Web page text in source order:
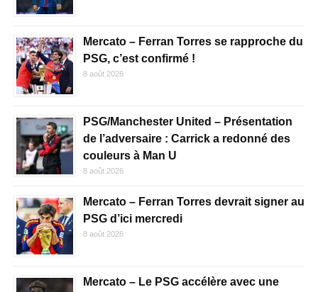
Mercato – Ferran Torres se rapproche du
PSG, c’est confirmé !
8 août 2026
PSG/Manchester United – Présentation
de l’adversaire : Carrick a redonné des
couleurs à Man U
8 août 2026
Mercato – Ferran Torres devrait signer au
PSG d’ici mercredi
8 août 2026
Mercato – Le PSG accélère avec une